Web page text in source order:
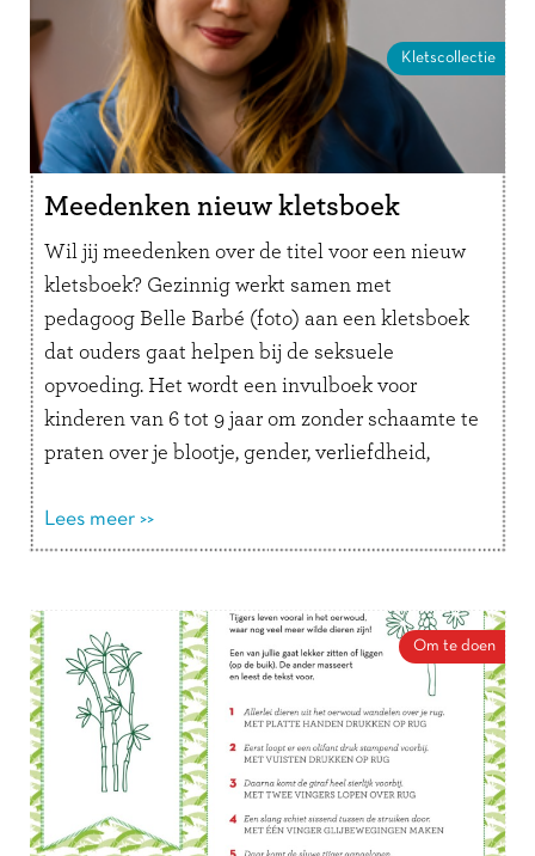
Kletscollectie
Meedenken nieuw kletsboek
Wil jij meedenken over de titel voor een nieuw
kletsboek? Gezinnig werkt samen met
pedagoog Belle Barbé (foto) aan een kletsboek
dat ouders gaat helpen bij de seksuele
opvoeding. Het wordt een invulboek voor
kinderen van 6 tot 9 jaar om zonder schaamte te
praten over je blootje, gender, verliefdheid,
Lees verder
Lees meer >>
Om te doen